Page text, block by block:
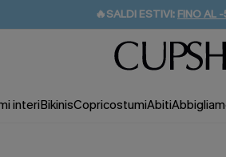
🔥SALDI ESTIVI: FINO AL
🚚SPEDIZIONE GRATUITA
💌REGALO PER I NUOVI: 20%
interiBikinisCopricostumiAbiti